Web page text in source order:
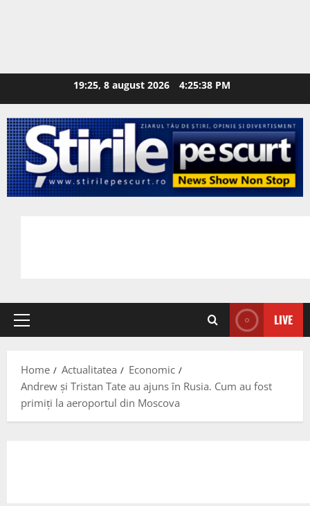
19:25, 8 august 2026 4:25:39 PM
Primary
LIVE
Home Actualitatea
Economic
Andrew și Tristan Tate au ajuns în Rusia. Cum au fost
primiți la aeroportul din Moscova